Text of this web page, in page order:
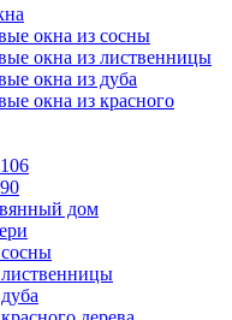
окна из сосны
окна из лиственницы
окна из дуба
окна из красного
дом